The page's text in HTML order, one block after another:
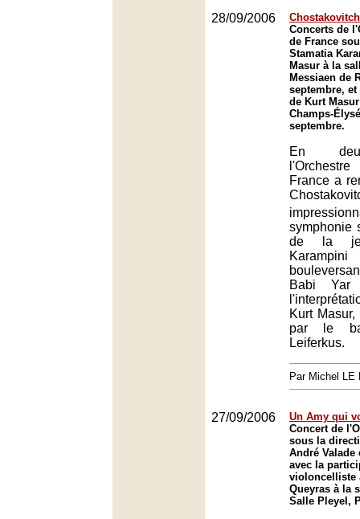
28/09/2006
Concerts de
de France
Stamatia
Masur à la
Messiaen de
septembre,
de Kurt
Champs-
septembre.
En
France a
symphonie
de la
Babi Yar
Kurt
par le
Leiferkus.
Par Michel LE
27/09/2006
Un Amy qui
Concert de
sous la
André Valade
avec la
violoncelliste
Queyras à la
Salle Pleyel,